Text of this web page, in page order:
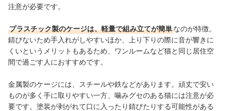
注意が必要です。
プラスチック製のケージは、軽量で組み立てが簡単なのが特徴。
錆びないため手入れがしやすいほか、上り下りの際に音が響きに
くいというメリットもあるため、ワンルームなど猫と同じ居住空
間で過ごす人におすすめです。
金属製のケージには、スチールや鉄などがあります。頑丈で安い
ものが多く手に取りやすい一方、噛みグセのある猫には注意が必
要です。塗装が剥がれて口に入ったり錆びたりする可能性がある